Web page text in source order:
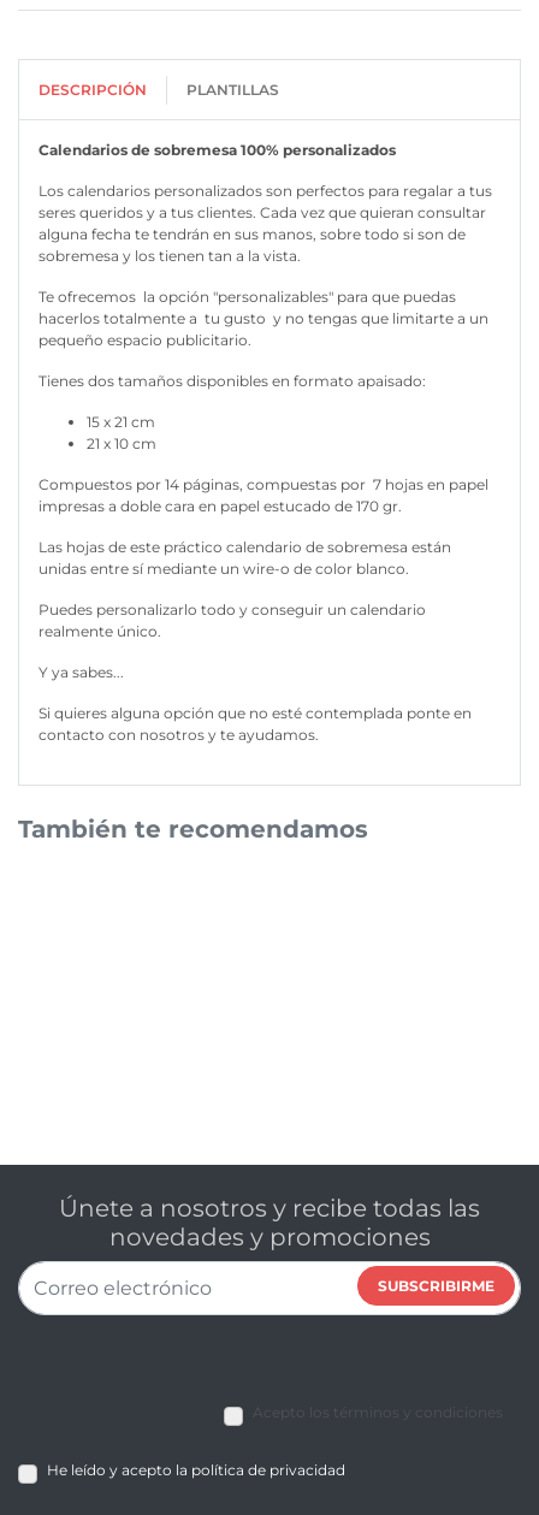
DESCRIPCIÓN PLANTILLAS
Calendarios de sobremesa 100% personalizados
Los calendarios personalizados son perfectos para regalar a tus
seres queridos y a tus clientes. Cada vez que quieran consultar
alguna fecha te tendrán en sus manos, sobre todo si son de
sobremesa y los tienen tan a la vista.
Te ofrecemos la opción "personalizables" para que puedas
hacerlos totalmente a tu gusto y no tengas que limitarte a un
pequeño espacio publicitario.
Tienes dos tamaños disponibles en formato apaisado:
15 x 21 cm
21 x 10 cm
Compuestos por 14 páginas, compuestas por 7 hojas en papel
impresas a doble cara en papel estucado de 170 gr.
Las hojas de este práctico calendario de sobremesa están
unidas entre sí mediante un wire-o de color blanco.
Puedes personalizarlo todo y conseguir un calendario
realmente único.
Y ya sabes...
Si quieres alguna opción que no esté contemplada ponte en
contacto con nosotros y te ayudamos.
También te recomendamos
Únete a nosotros y recibe todas las
novedades y promociones
SUBSCRIBIRME
Acepto los términos y condiciones
He leído y acepto la política de privacidad